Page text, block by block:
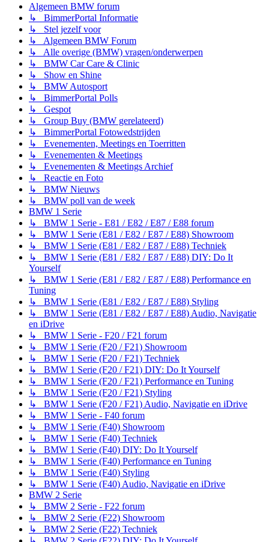
Algemeen BMW forum
↳ BimmerPortal Informatie
↳ Stel jezelf voor
↳ Algemeen BMW Forum
↳ Alle overige (BMW) vragen/onderwerpen
↳ BMW Car Care & Clinic
↳ Show en Shine
↳ BMW Autosport
↳ BimmerPortal Polls
↳ Gespot
↳ Group Buy (BMW gerelateerd)
↳ BimmerPortal Fotowedstrijden
↳ Evenementen, Meetings en Toerritten
↳ Evenementen & Meetings
↳ Evenementen & Meetings Archief
↳ Reactie en Foto
↳ BMW Nieuws
↳ BMW poll van de week
BMW 1 Serie
↳ BMW 1 Serie - E81 / E82 / E87 / E88 forum
↳ BMW 1 Serie (E81 / E82 / E87 / E88) Showroom
↳ BMW 1 Serie (E81 / E82 / E87 / E88) Techniek
↳ BMW 1 Serie (E81 / E82 / E87 / E88) DIY: Do It
Yourself
↳ BMW 1 Serie (E81 / E82 / E87 / E88) Performance en
Tuning
↳ BMW 1 Serie (E81 / E82 / E87 / E88) Styling
↳ BMW 1 Serie (E81 / E82 / E87 / E88) Audio, Navigatie
en iDrive
↳ BMW 1 Serie - F20 / F21 forum
↳ BMW 1 Serie (F20 / F21) Showroom
↳ BMW 1 Serie (F20 / F21) Techniek
↳ BMW 1 Serie (F20 / F21) DIY: Do It Yourself
↳ BMW 1 Serie (F20 / F21) Performance en Tuning
↳ BMW 1 Serie (F20 / F21) Styling
↳ BMW 1 Serie (F20 / F21) Audio, Navigatie en iDrive
↳ BMW 1 Serie - F40 forum
↳ BMW 1 Serie (F40) Showroom
↳ BMW 1 Serie (F40) Techniek
↳ BMW 1 Serie (F40) DIY: Do It Yourself
↳ BMW 1 Serie (F40) Performance en Tuning
↳ BMW 1 Serie (F40) Styling
↳ BMW 1 Serie (F40) Audio, Navigatie en iDrive
BMW 2 Serie
↳ BMW 2 Serie - F22 forum
↳ BMW 2 Serie (F22) Showroom
↳ BMW 2 Serie (F22) Techniek